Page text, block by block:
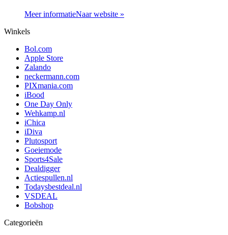
Meer informatieNaar website »
Winkels
Bol.com
Apple Store
Zalando
neckermann.com
PIXmania.com
iBood
One Day Only
Wehkamp.nl
iChica
iDiva
Plutosport
Goeiemode
Sports4Sale
Dealdigger
Actiespullen.nl
Todaysbestdeal.nl
VSDEAL
Bobshop
Categorieën